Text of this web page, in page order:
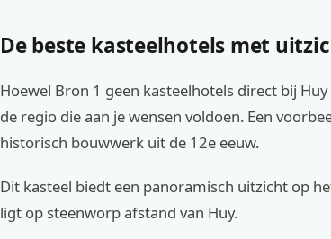
De beste kasteelhotels met
Hoewel Bron 1 geen kasteelhotels direct bij
de regio die aan je wensen voldoen. Een
historisch bouwwerk uit de 12e eeuw.
Dit kasteel biedt een panoramisch uitzicht op
ligt op steenworp afstand van Huy.